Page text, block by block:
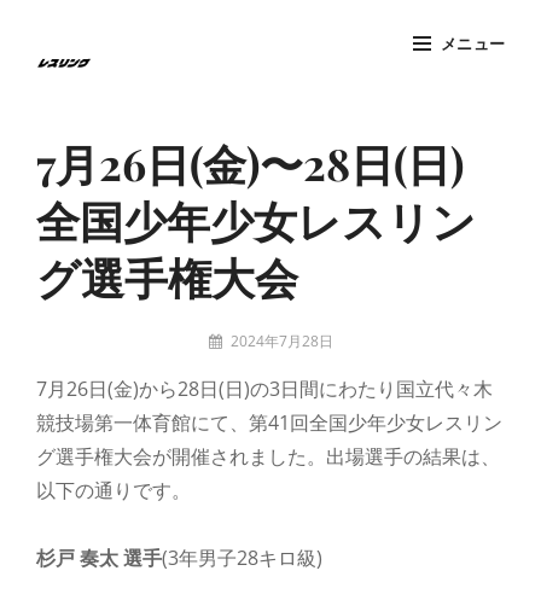
メニュー
7月26日(金)〜28日(日)
全国少年少女レスリン
グ選手権大会
投
者:
2024年7月28日
7月26日(金)から28日(日)の3日間にわたり国立代々木
競技場第一体育館にて、第41回全国少年少女レスリン
グ選手権大会が開催されました。出場選手の結果は、
以下の通りです。
杉戸 奏太 選手(3年男子28キロ級)